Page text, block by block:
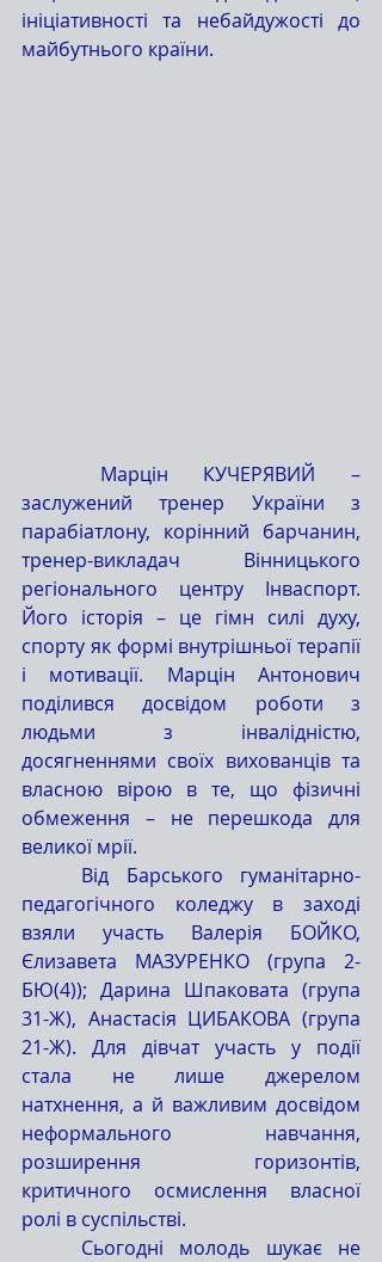
ініціативності та небайдужості до
майбутнього країни.
заслужений тренер України з
парабіатлону, корінний барчанин,
тренер-викладач Вінницького
регіонального центру Інваспорт.
Його історія – це гімн силі духу,
спорту як формі внутрішньої терапії
і мотивації. Марцін Антонович
поділився досвідом роботи з
людьми з інвалідністю,
досягненнями своїх вихованців та
власною вірою в те, що фізичні
обмеження – не перешкода для
великої мрії.
педагогічного коледжу в заході
взяли участь Валерія БОЙКО,
Єлизавета МАЗУРЕНКО (група 2-
БЮ(4)); Дарина Шпаковата (група
31-Ж), Анастасія ЦИБАКОВА (група
21-Ж). Для дівчат участь у події
стала не лише джерелом
натхнення, а й важливим досвідом
неформального навчання,
розширення горизонтів,
критичного осмислення власної
ролі в суспільстві.